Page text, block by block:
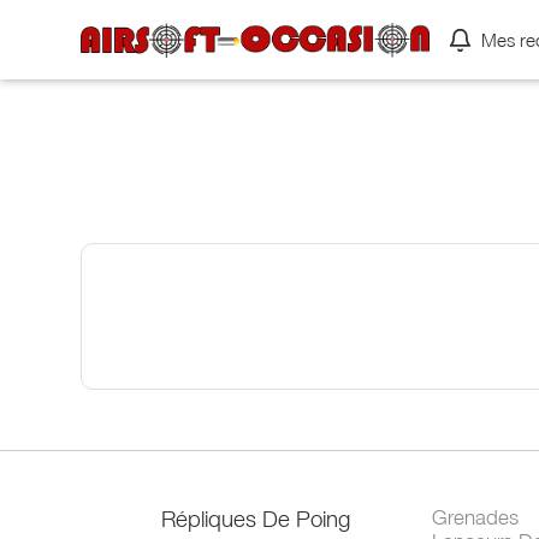
Mes
Répliques De Poing
Grenades